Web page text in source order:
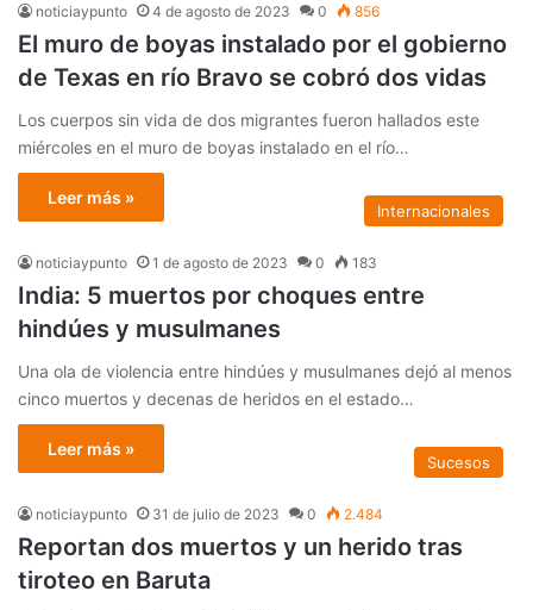
noticiaypunto 4 de agosto de 2023 0 856
El muro de boyas instalado por el gobierno
de Texas en río Bravo se cobró dos vidas
Los cuerpos sin vida de dos migrantes fueron hallados este
miércoles en el muro de boyas instalado en el río…
Leer más »
Internacionales
noticiaypunto 1 de agosto de 2023 0 183
India: 5 muertos por choques entre
hindúes y musulmanes
Una ola de violencia entre hindúes y musulmanes dejó al menos
cinco muertos y decenas de heridos en el estado…
Leer más »
Sucesos
noticiaypunto 31 de julio de 2023 0 2.484
Reportan dos muertos y un herido tras
tiroteo en Baruta